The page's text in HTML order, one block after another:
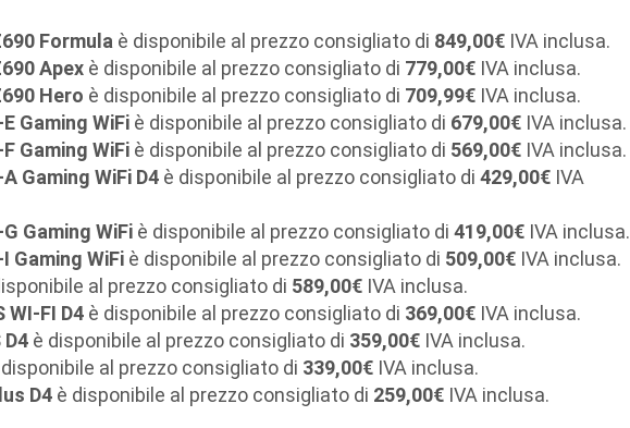
Formula è disponibile al prezzo consigliato di 849,00€ IVA inclusa.
Apex è disponibile al prezzo consigliato di 779,00€ IVA inclusa.
Hero è disponibile al prezzo consigliato di 709,99€ IVA inclusa.
Gaming WiFi è disponibile al prezzo consigliato di 679,00€ IVA inclusa.
Gaming WiFi è disponibile al prezzo consigliato di 569,00€ IVA inclusa.
Gaming WiFi D4 è disponibile al prezzo consigliato di 429,00€ IVA
Gaming WiFi è disponibile al prezzo consigliato di 419,00€ IVA inclusa.
Gaming WiFi è disponibile al prezzo consigliato di 509,00€ IVA inclusa.
al prezzo consigliato di 589,00€ IVA inclusa.
WI-FI D4 è disponibile al prezzo consigliato di 369,00€ IVA inclusa.
D4 è disponibile al prezzo consigliato di 359,00€ IVA inclusa.
al prezzo consigliato di 339,00€ IVA inclusa.
D4 è disponibile al prezzo consigliato di 259,00€ IVA inclusa.